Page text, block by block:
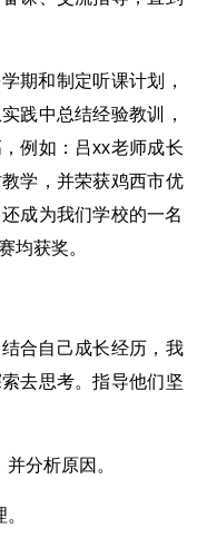
期和制定听课计划，
践中总结经验教训，
例如：吕xx老师成长
学，并荣获鸡西市优
成为我们学校的一名
均获奖。
合自己成长经历，我
去思考。指导他们坚
分析原因。